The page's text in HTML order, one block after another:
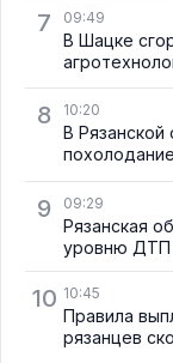
7 09:49
В Шацке
8 10:20
В Рязанской
похолодание
9 09:29
Рязанская
уровню ДТП
10 10:45
Правила
рязанцев